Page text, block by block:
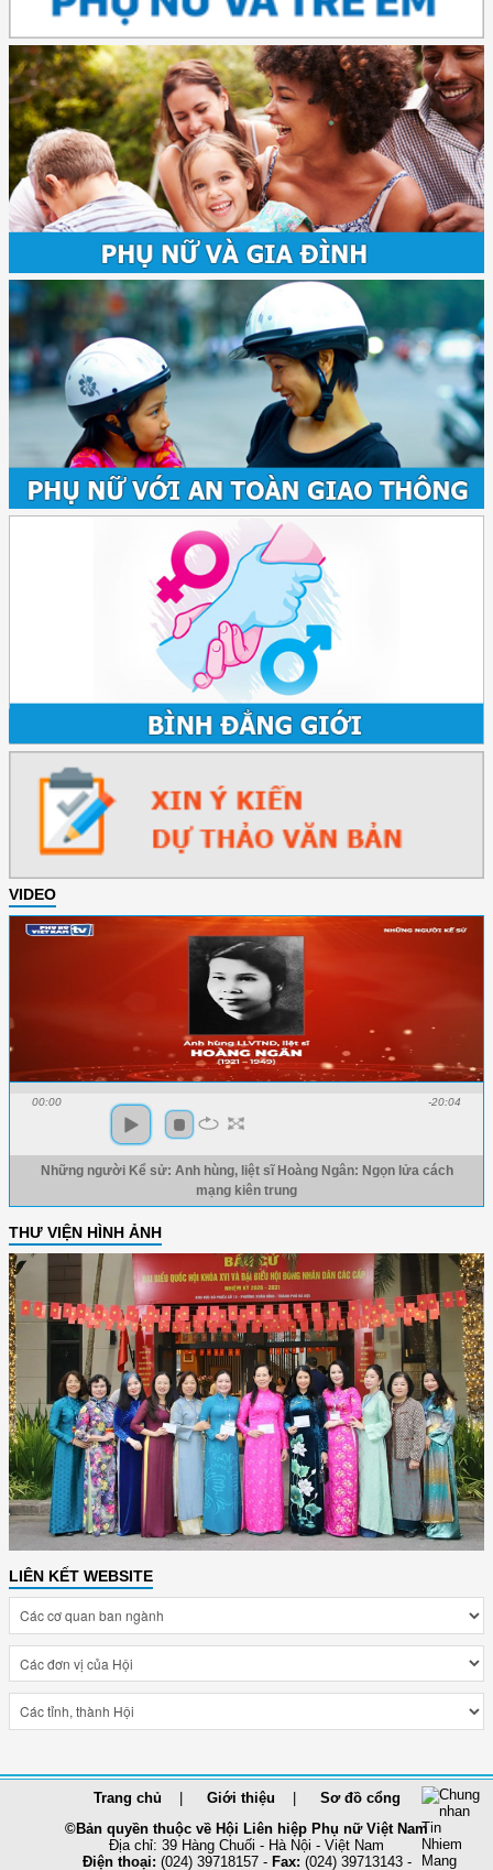
VIDEO
00:00 -20:04
Những người Kể sử: Anh hùng, liệt sĩ Hoàng Ngân: Ngọn lửa cách
mạng kiên trung
THƯ VIỆN HÌNH ẢNH
LIÊN KẾT WEBSITE
Trang chủ Giới thiệu
Sơ đồ cổng
©Bản quyền thuộc về Hội Liên hiệp Phụ nữ Việt Nam
Địa chỉ: 39 Hàng Chuối - Hà Nội - Việt Nam
Điện thoại: (024) 39718157 - Fax: (024) 39713143 -